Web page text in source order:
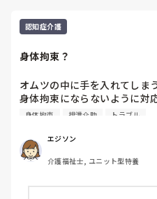
いい。クッションを壁に置く
ことは、身体拘束なのでは?
の間を何センチか空けないと
に話すと、身体拘束に詳しい
て、いや、これは拘束だよ。
がよい。今日は俺の責任でい
えず確認し見てもらったらと
し実物をみないと分からない
ら、それは完全に危険性のア
環境もあるからアウトではな
はない。何で柵外したの？
れはアウトではない。本人
認知症介護
身体拘束？
オムツの中に手を入れてしま
身体拘束にならないように対
を入れてしまいます。
していますか？
また、画像の商品は身体拘束
身体拘束 排泄介助 トラブル
エジソン
介護福祉士, ユニット型特養